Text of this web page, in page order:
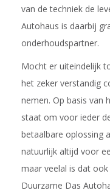
van de techniek de
Autohaus is daarbij
onderhoudspartner.
Mocht er uiteindelijk
het zeker verstandig
nemen. Op basis van
staat om voor ieder
betaalbare oplossing
natuurlijk altijd voor
maar veelal is dat
Duurzame Das